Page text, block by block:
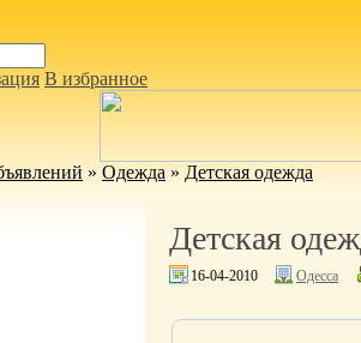
В избранное
» Одежда » Детская одежда
Детская
16-04-2010 Одесса